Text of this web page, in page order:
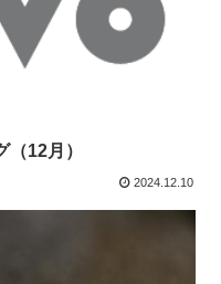
12月）
2024.12.10